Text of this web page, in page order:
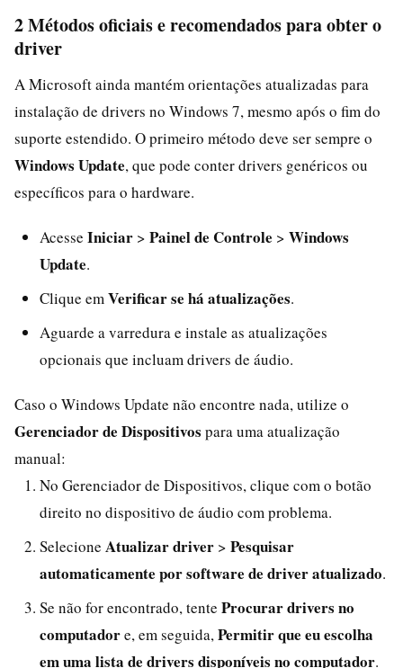
2 Métodos oficiais e recomendados para obter o
driver
A Microsoft ainda mantém orientações atualizadas para
instalação de drivers no Windows 7, mesmo após o fim do
suporte estendido. O primeiro método deve ser sempre o
Windows Update, que pode conter drivers genéricos ou
específicos para o hardware.
Acesse Iniciar > Painel de Controle > Windows
Update.
Clique em Verificar se há atualizações.
Aguarde a varredura e instale as atualizações
opcionais que incluam drivers de áudio.
Caso o Windows Update não encontre nada, utilize o
Gerenciador de Dispositivos para uma atualização
manual:
No Gerenciador de Dispositivos, clique com o botão
direito no dispositivo de áudio com problema.
Selecione Atualizar driver > Pesquisar
automaticamente por software de driver atualizado.
Se não for encontrado, tente Procurar drivers no
computadore, em seguida, Permitir que eu escolha
em uma lista de drivers disponíveis no computador.